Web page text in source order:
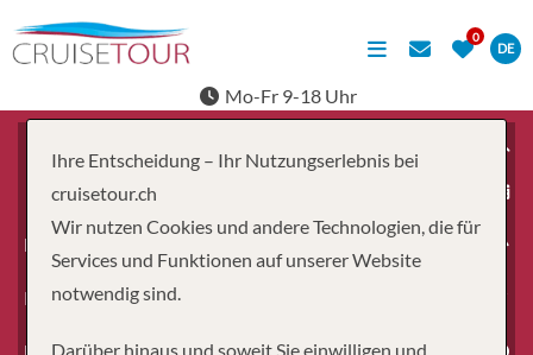
DE
Mo-Fr 9-18 Uhr
Erwachsene
Kinder
Ihre Entscheidung – Ihr Nutzungserlebnis bei
cruisetour.ch
Wir nutzen Cookies und andere Technologien, die für
Services und Funktionen auf unserer Website
notwendig sind.
Darüber hinaus und soweit Sie einwilligen und